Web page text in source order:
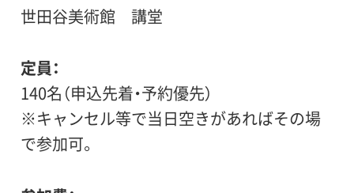
世田谷美術館 講堂
定員
140名（申込先着・予約優先）
※キャンセル等で当日空きがあればその場
で参加可。